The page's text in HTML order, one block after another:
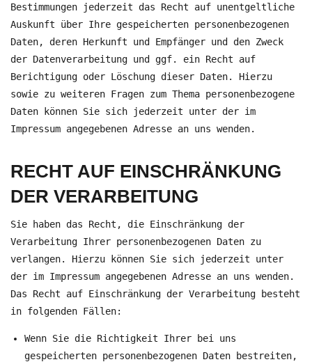
Bestimmungen jederzeit das Recht auf unentgeltliche
Auskunft über Ihre gespeicherten personenbezogenen
Daten, deren Herkunft und Empfänger und den Zweck
der Datenverarbeitung und ggf. ein Recht auf
Berichtigung oder Löschung dieser Daten. Hierzu
sowie zu weiteren Fragen zum Thema personenbezogene
Daten können Sie sich jederzeit unter der im
Impressum angegebenen Adresse an uns wenden.
RECHT AUF EINSCHRÄNKUNG
DER VERARBEITUNG
Sie haben das Recht, die Einschränkung der
Verarbeitung Ihrer personenbezogenen Daten zu
verlangen. Hierzu können Sie sich jederzeit unter
der im Impressum angegebenen Adresse an uns wenden.
Das Recht auf Einschränkung der Verarbeitung besteht
in folgenden Fällen:
Wenn Sie die Richtigkeit Ihrer bei uns
gespeicherten personenbezogenen Daten bestreiten,